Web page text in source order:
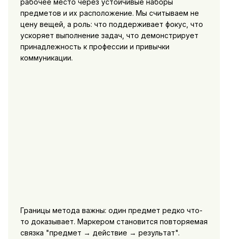
рабочее место через устойчивые наборы
предметов и их расположение. Мы считываем не
цену вещей, а роль: что поддерживает фокус, что
ускоряет выполнение задач, что демонстрирует
принадлежность к профессии и привычки
коммуникации.
Границы метода важны: один предмет редко что-
то доказывает. Маркером становится повторяемая
связка "предмет → действие → результат".